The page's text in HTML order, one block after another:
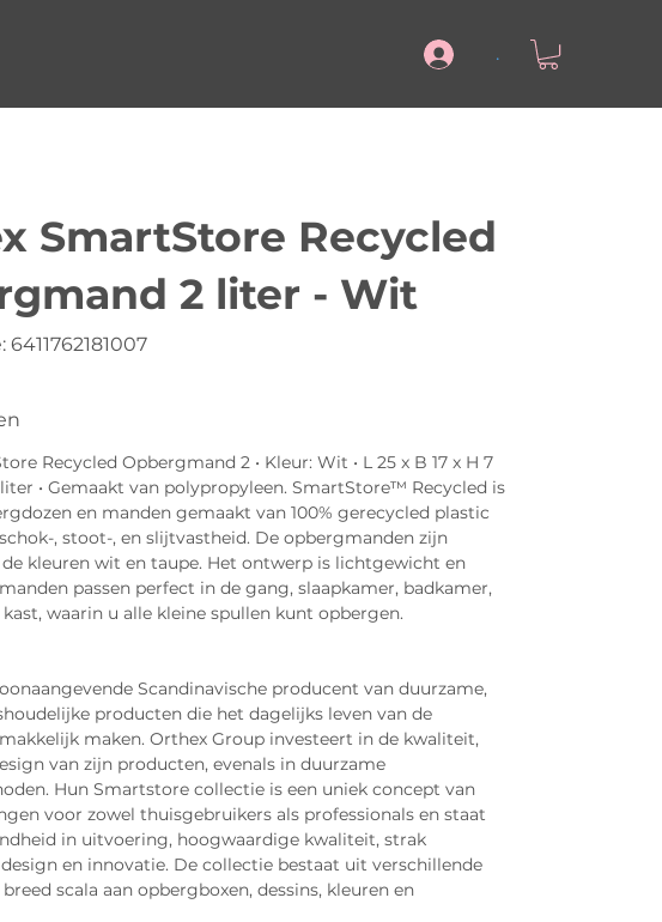
.
SmartStore Recycled
2 liter - Wit
Productcode
6411762181007
6411762181007
Recycled Opbergmand 2 • Kleur: Wit • L 25 x B 17 x H 7
• Gemaakt van polypropyleen. SmartStore™ Recycled is
en manden gemaakt van 100% gerecycled plastic
, stoot-, en slijtvastheid. De opbergmanden zijn
kleuren wit en taupe. Het ontwerp is lichtgewicht en
passen perfect in de gang, slaapkamer, badkamer,
waarin u alle kleine spullen kunt opbergen.
Scandinavische producent van duurzame,
producten die het dagelijks leven van de
maken. Orthex Group investeert in de kwaliteit,
van zijn producten, evenals in duurzame
Hun Smartstore collectie is een uniek concept van
voor zowel thuisgebruikers als professionals en staat
in uitvoering, hoogwaardige kwaliteit, strak
en innovatie. De collectie bestaat uit verschillende
scala aan opbergboxen, dessins, kleuren en